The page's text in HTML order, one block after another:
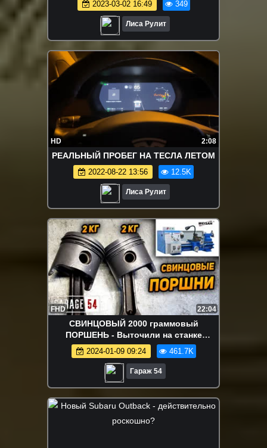
2023-03-02 16:49 349
Лиса Рулит
HD 2:08
РЕАЛЬНЫЙ ПРОБЕГ НА ТЕСЛА ЛЕТОМ
2022-08-22 13:56 12.5K
Лиса Рулит
FHD 22:04
СВИНЦОВЫЙ 2000 граммовый
ПОРШЕНЬ - Выточили на станке
WEISAN CJM360
2024-01-09 09:24 461.7K
Гараж 54